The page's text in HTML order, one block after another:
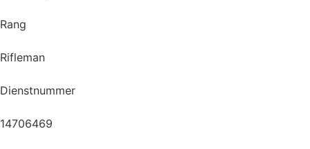
Rang
Rifleman
Dienstnummer
14706469